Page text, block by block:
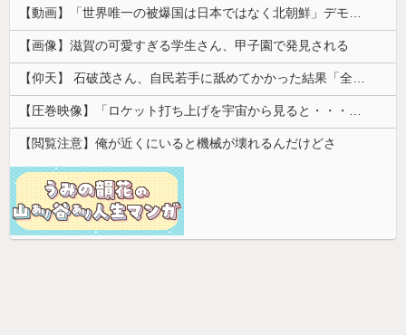
【動画】「世界唯一の被爆国は日本ではなく北朝鮮」デモが開催される
【画像】滋賀の可愛すぎる学生さん、甲子園で発見される
【仰天】 石破茂さん、自民若手に舐めてかかった結果「全てを失うｗｗｗｗｗ」
【圧巻映像】「ロケット打ち上げを宇宙から見ると・・・」の動画が衝撃的
【閲覧注意】俺が近くにいると機械が壊れるんだけどさ